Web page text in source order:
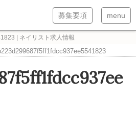
T
o
l
募集要項
T
o
l
menu
| ネイリスト求人情報